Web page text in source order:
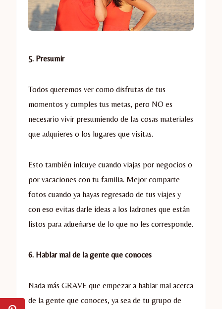
5. Presumir
Todos queremos ver como disfrutas de tus
momentos y cumples tus metas, pero NO es
necesario vivir presumiendo de las cosas materiales
que adquieres o los lugares que visitas.
Esto también inlcuye cuando viajas por negocios o
por vacaciones con tu familia. Mejor comparte
fotos cuando ya hayas regresado de tus viajes y
con eso evitas darle ideas a los ladrones que están
listos para adueñarse de lo que no les corresponde.
6. Hablar mal de la gente que conoces
Nada más GRAVE que empezar a hablar mal acerca
de la gente que conoces, ya sea de tu grupo de